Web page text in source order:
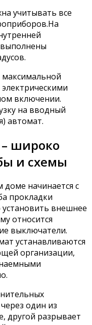
учитывать все
максимальной
включении.
на вводный
автомат.
– широко
и схемы
начинается с
прокладки
внешнее
относится
выключатели.
устанавливаются
организации,
один из
другой разрывает